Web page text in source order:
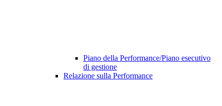
Piano della Performance/Piano esecutivo
di gestione
Relazione sulla Performance